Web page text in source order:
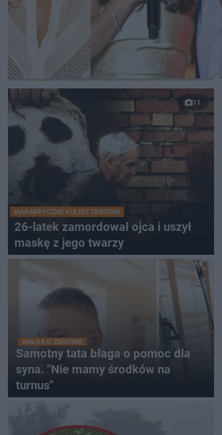
WIĘCEJ
LOKALNE
WARSZAWA ŁÓDŹ TRÓJMIASTO
11
MAKABRYCZNE KULISY ZBRODNI
26-latek zamordował ojca i uszył
maskę z jego twarzy
WALKA O ZDROWIE
Samotny tata błaga o pomoc dla
syna. "Nie mamy środków na
turnus"